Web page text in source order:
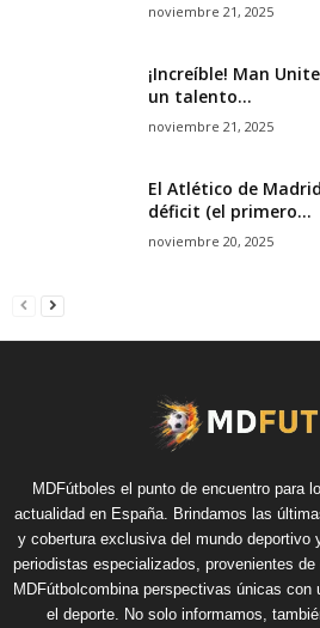
noviembre 21, 2025
¡Increíble! Man
un talento...
noviembre 21, 2025
El Atlético de
déficit (el primero...
noviembre 20, 2025
MDFútboles el punto de encuentro para
actualidad en España. Brindamos las
y cobertura exclusiva del mundo deportivo
periodistas especializados, provenientes de
MDFútbolcombina perspectivas únicas con
el deporte. No solo informamos,